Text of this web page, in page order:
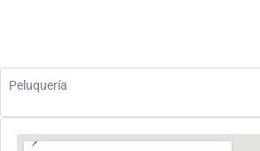
Peluquería